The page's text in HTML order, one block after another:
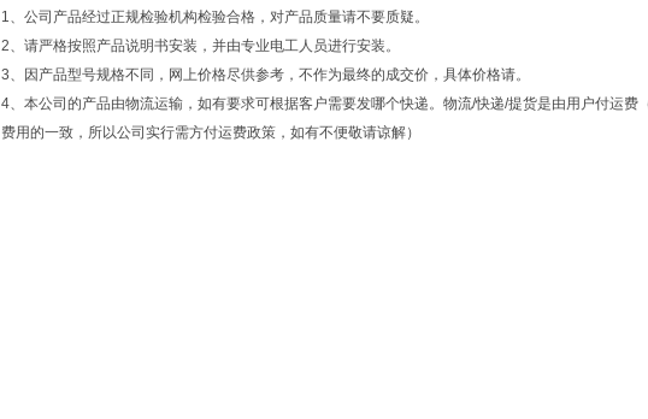
1、公司产品经过正规检验机构检验合格，对产品质量请不要质疑。
2、请严格按照产品说明书安装，并由专业电工人员进行安装。
3、因产品型号规格不同，网上价格尽供参考，不作为最终的成交价，具体价格请。
4、本公司的产品由物流运输，如有要求可根据客户需要发哪个快递。物流/快递/提货是由用户付运费
费用的一致，所以公司实行需方付运费政策，如有不便敬请谅解）